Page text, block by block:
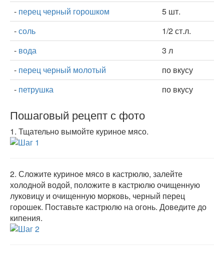
- перец черный горошком
5 шт.
-соль
1/2 ст.л.
- вода
3 л
- перец черный молотый
по вкусу
- петрушка по вкусу
Пошаговый рецепт с фото
1. Тщательно вымойте куриное мясо.
2. Сложите куриное мясо в кастрюлю, залейте
холодной водой, положите в кастрюлю очищенную
луковицу и очищенную морковь, черный перец
горошек. Поставьте кастрюлю на огонь. Доведите до
кипения.